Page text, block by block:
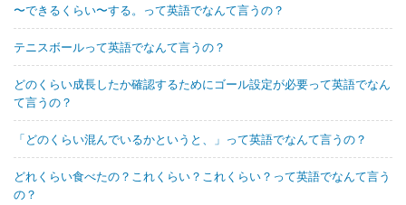
〜できるくらい〜する。って英語でなんて言うの？
テニスボールって英語でなんて言うの？
どのくらい成長したか確認するためにゴール設定が必要って英語でなん
て言うの？
「どのくらい混んでいるかというと、」って英語でなんて言うの？
どれくらい食べたの？これくらい？これくらい？って英語でなんて言う
の？